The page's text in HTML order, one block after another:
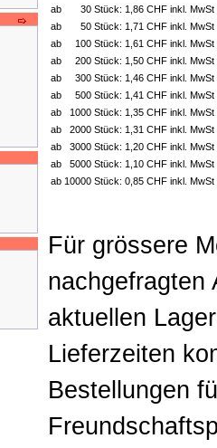
ab
30 Stück: 1,86 CHF inkl. MwSt
ab
50 Stück: 1,71 CHF inkl. MwSt
ab
100 Stück: 1,61 CHF inkl. MwSt
ab
200 Stück: 1,50 CHF inkl. MwSt
ab
300 Stück: 1,46 CHF inkl. MwSt
ab
500 Stück: 1,41 CHF inkl. MwSt
ab
1000 Stück: 1,35 CHF inkl. MwSt
ab
2000 Stück: 1,31 CHF inkl. MwSt
ab
3000 Stück: 1,20 CHF inkl. MwSt
ab
5000 Stück: 1,10 CHF inkl. MwSt
ab 10000 Stück: 0,85 CHF inkl. MwSt
Für grössere
nachgefragten
aktuellen
Lieferzeiten
Bestellungen